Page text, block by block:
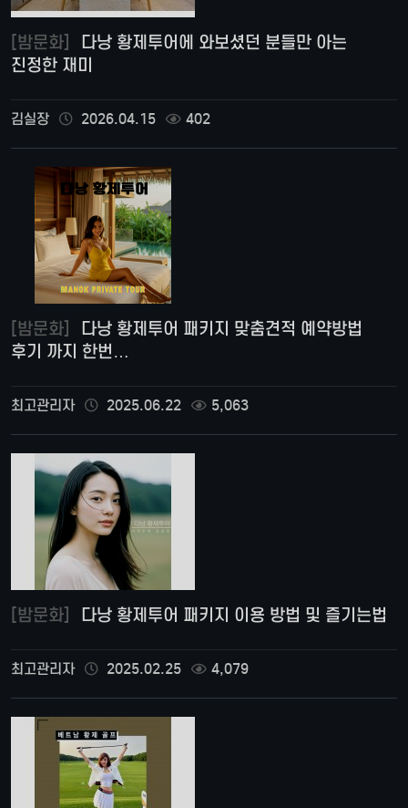
[밤문화]
진정한 재미
김실장 2026.04.15 402
[밤문화]
후기 까지 한번…
최고관리자 2025.06.22 5,063
[밤문화] 다낭 황제투어 패키지 이용 방법 및 즐기는법
최고관리자 2025.02.25 4,079